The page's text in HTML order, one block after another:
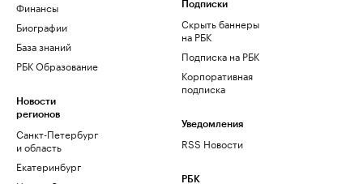
Финансы
Биографии
База знаний
РБК Образование
Новости
регионов
Санкт-Петербург
и область
Екатеринбург
Подписки
Скрыть баннеры
на РБК
Подписка на РБК
Корпоративная
подписка
Уведомления
RSS Новости
РБК